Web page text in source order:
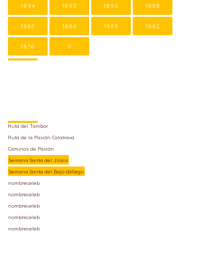
1894 1893 1890 1888
1885 1884 1883 1882
1876 0
Ruta del Tambor
Ruta de la Pasión Calatrava
Caminos de Pasión
Semana Santa del Jiloca
Semana Santa del Bajo Gállego
nombreceleb
nombreceleb
nombreceleb
nombreceleb
nombreceleb